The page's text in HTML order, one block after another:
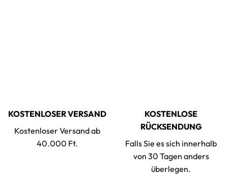
KOSTENLOSER VERSAND
Kostenloser Versand ab
40.000 Ft.
KOSTENLOSE
RÜCKSENDUNG
Falls Sie es sich innerhalb
von 30 Tagen anders
überlegen.